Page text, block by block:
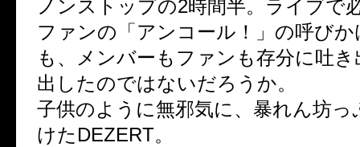
ノンストップの2時間半。ライブで
ファンの「アンコール！」の呼び
も、メンバーもファンも存分に吐
出したのではないだろうか。
子供のように無邪気に、暴れん坊っ
けたDEZERT。